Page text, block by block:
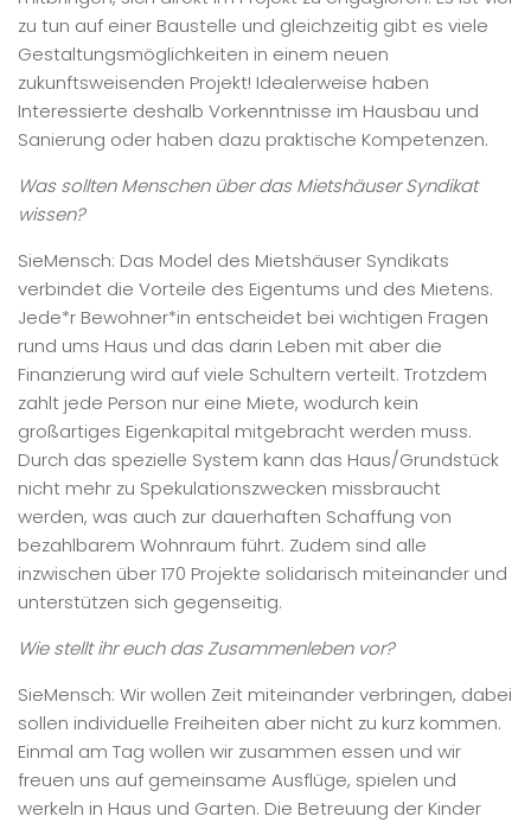
zu tun auf einer Baustelle und gleichzeitig gibt es viele
Gestaltungsmöglichkeiten in einem neuen
zukunftsweisenden Projekt! Idealerweise haben
Interessierte deshalb Vorkenntnisse im Hausbau und
Sanierung oder haben dazu praktische Kompetenzen.
Was sollten Menschen über das Mietshäuser Syndikat
wissen?
SieMensch: Das Model des Mietshäuser Syndikats
verbindet die Vorteile des Eigentums und des Mietens.
Jede*r Bewohner*in entscheidet bei wichtigen Fragen
rund ums Haus und das darin Leben mit aber die
Finanzierung wird auf viele Schultern verteilt. Trotzdem
zahlt jede Person nur eine Miete, wodurch kein
großartiges Eigenkapital mitgebracht werden muss.
Durch das spezielle System kann das Haus/Grundstück
nicht mehr zu Spekulationszwecken missbraucht
werden, was auch zur dauerhaften Schaffung von
bezahlbarem Wohnraum führt. Zudem sind alle
inzwischen über 170 Projekte solidarisch miteinander und
unterstützen sich gegenseitig.
Wie stellt ihr euch das Zusammenleben vor?
SieMensch: Wir wollen Zeit miteinander verbringen, dabei
sollen individuelle Freiheiten aber nicht zu kurz kommen.
Einmal am Tag wollen wir zusammen essen und wir
freuen uns auf gemeinsame Ausflüge, spielen und
werkeln in Haus und Garten. Die Betreuung der Kinder